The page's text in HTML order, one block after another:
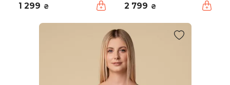
1 299 ₴ 2 799 ₴